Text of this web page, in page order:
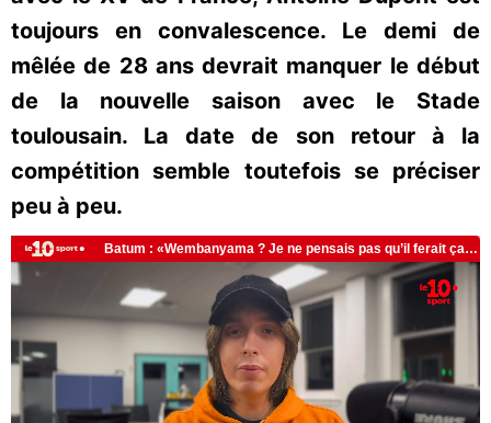
toujours en convalescence. Le demi de
mêlée de 28 ans devrait manquer le début
de la nouvelle saison avec le Stade
toulousain. La date de son retour à la
compétition semble toutefois se préciser
peu à peu.